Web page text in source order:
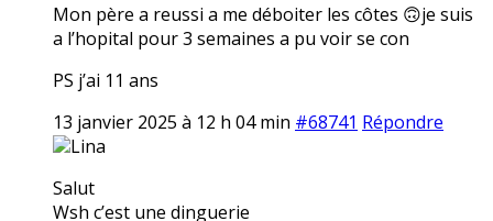
Mon père a reussi a me déboiter les côtes 🙃je suis
a l’hopital pour 3 semaines a pu voir se con
PS j’ai 11 ans
13 janvier 2025 à 12 h 04 min #68741 Répondre
Lina
Salut
Wsh c’est une dinguerie